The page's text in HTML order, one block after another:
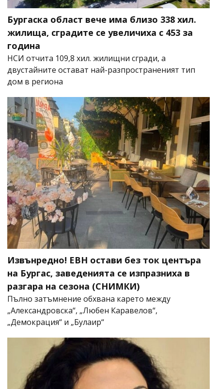
Бургаска област вече има близо 338 хил.
жилища, сградите се увеличиха с 453 за
година
НСИ отчита 109,8 хил. жилищни сгради, а
двустайните остават най-разпространеният тип
дом в региона
Извънредно! ЕВН остави без ток центъра
на Бургас, заведенията се изпразниха в
разгара на сезона (СНИМКИ)
Пълно затъмнение обхвана карето между
„Александровска“, „Любен Каравелов“,
„Демокрация“ и „Булаир“